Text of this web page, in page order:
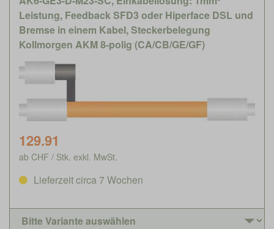
Leistung, Feedback SFD3 oder Hiperface DSL und
Bremse in einem Kabel, Steckerbelegung
Kollmorgen AKM 8-polig (CA/CB/GE/GF)
129.91
ab CHF / Stk. exkl. MwSt.
Lieferzeit circa 7 Wochen